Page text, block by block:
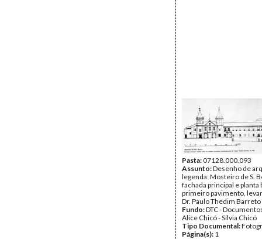
Pasta:07128.000.093
Assunto:Desenho de
legenda: Mosteiro de S.
fachada principal e planta
primeiro pavimento,
Dr. Paulo Thedim
Fundo:DTC -
Alice Chicó - Sílvia Chicó
Tipo Documental:
Página(s): 1